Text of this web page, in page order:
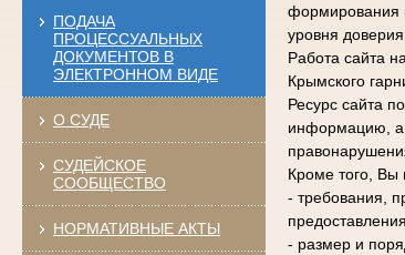
ПОДАЧА
ПРОЦЕССУАЛЬНЫХ
ДОКУМЕНТОВ В
ЭЛЕКТРОННОМ ВИДЕ
О СУДЕ
СУДЕЙСКОЕ
СООБЩЕСТВО
НОРМАТИВНЫЕ АКТЫ
формирования
уровня
Работа сайта
Крымского
Ресурс сайта
информацию, а
Кроме того,
- требования,
- размер и